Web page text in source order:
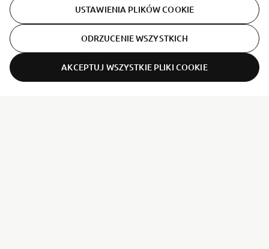
Europe N.V.
USTAWIENIA PLIKÓW COOKIE
ODRZUCENIE WSZYSTKICH
AKCEPTUJ WSZYSTKIE PLIKI COOKIE